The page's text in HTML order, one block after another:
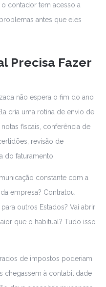
o contador tem acesso a
antes que eles
Precisa Fazer
não espera o fim do ano
cria uma rotina de envio de
fiscais, conferência de
revisão de
do faturamento.
constante com a
empresa? Contratou
outros Estados? Vai abrir
que o habitual? Tudo isso
de impostos poderiam
chegassem à contabilidade